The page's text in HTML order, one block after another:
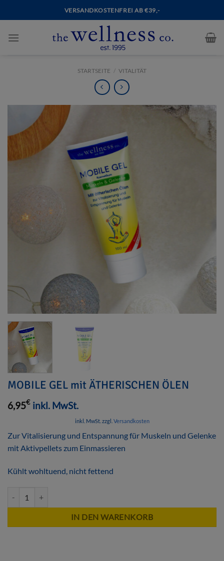
VERSANDKOSTENFREI AB €39,-
STARTSEITE / VITALITÄT
NEXT
PRODUCT:
GESUND
PREVIOUS
PRODUCT:
ENERGY
MOBILE GEL mit ÄTHERISCHEN ÖLEN
6,95€ inkl. MwSt.
inkl. MwSt. zzgl. Versandkosten
Zur Vitalisierung und Entspannung für Muskeln und Gelenke
mit Aktivpellets zum Einmassieren
Kühlt wohltuend, nicht fettend
IN DEN WARENKORB